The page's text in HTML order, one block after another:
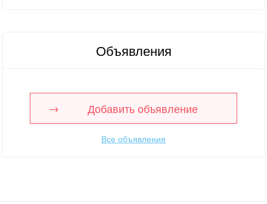
Объявления
Добавить объявление
Все объявления